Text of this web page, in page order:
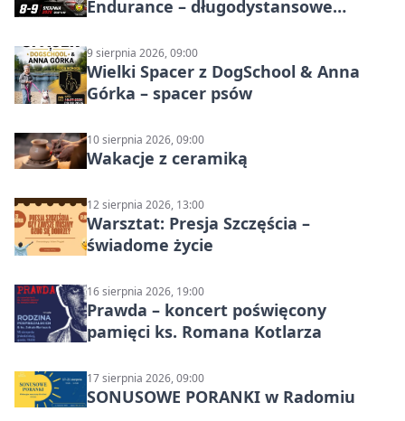
Endurance – długodystansowe
9 sierpnia 2026, 09:00
Wielki Spacer z DogSchool & Anna
Górka – spacer psów
10 sierpnia 2026, 09:00
Wakacje z ceramiką
12 sierpnia 2026, 13:00
Warsztat: Presja Szczęścia –
świadome życie
16 sierpnia 2026, 19:00
Prawda – koncert poświęcony
pamięci ks. Romana Kotlarza
17 sierpnia 2026, 09:00
SONUSOWE PORANKI w Radomiu